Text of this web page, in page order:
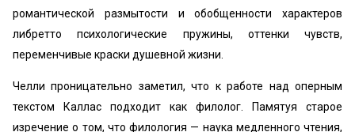
романтической размытости и обобщенности характеров
либретто психологические пружины, оттенки чувств,
переменчивые краски душевной жизни.
Челли проницательно заметил, что к работе над оперным
текстом Каллас подходит как филолог. Памятуя старое
изречение о том, что филология — наука медленного чтения,